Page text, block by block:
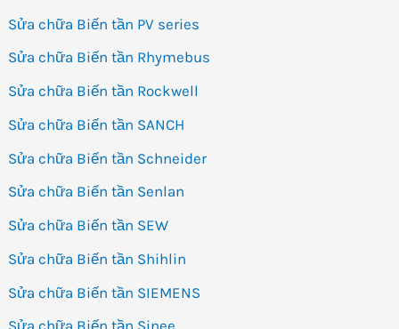
Sửa chữa Biến tần PV series
Sửa chữa Biến tần Rhymebus
Sửa chữa Biến tần Rockwell
Sửa chữa Biến tần SANCH
Sửa chữa Biến tần Schneider
Sửa chữa Biến tần Senlan
Sửa chữa Biến tần SEW
Sửa chữa Biến tần Shihlin
Sửa chữa Biến tần SIEMENS